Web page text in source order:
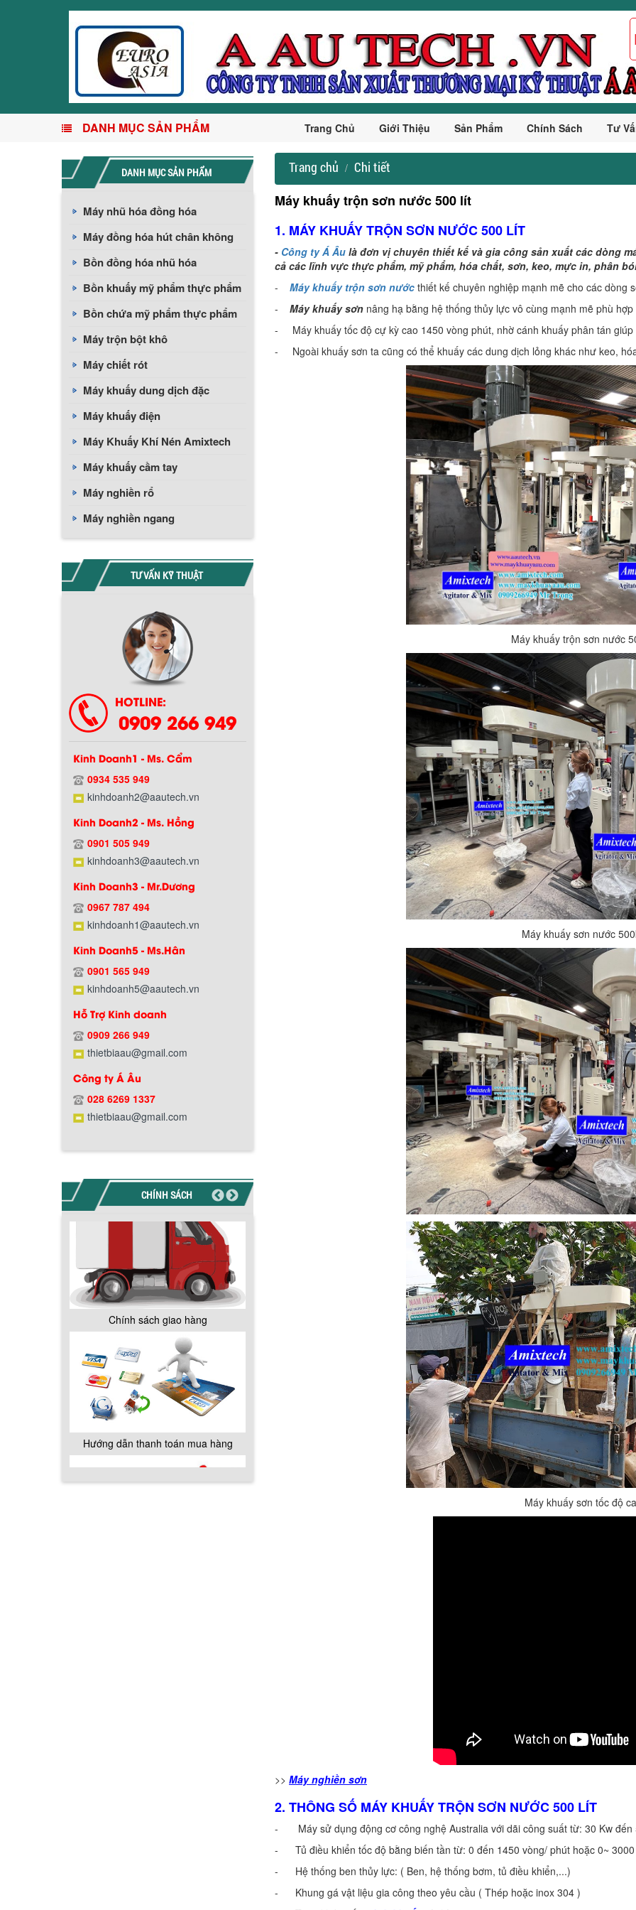
DANH MỤC SẢN PHẨM Trang Chủ Giới Thiệu Sản Phẩm Chính Sách Tư
DANH MỤC SẢN PHẨM
Máy nhũ hóa đồng hóa
Máy đồng hóa hút chân không
Bồn đồng hóa nhũ hóa
Bồn khuấy mỹ phẩm thực phẩm
Bồn chứa mỹ phẩm thực phẩm
Máy trộn bột khô
Máy chiết rót
Máy khuấy dung dịch đặc
Máy khuấy điện
Máy Khuấy Khí Nén Amixtech
Máy khuấy cầm tay
Máy nghiền rổ
Máy nghiền ngang
TƯ VẤN KỸ THUẬT
HOTLINE:
0909 266 949
Kinh Doanh1 - Ms. Cẩm
0934 535 949
kinhdoanh2@aautech.vn
Kinh Doanh2 - Ms. Hồng
0901 505 949
kinhdoanh3@aautech.vn
Kinh Doanh3 - Mr.Dương
0967 787 494
kinhdoanh1@aautech.vn
Kinh Doanh5 - Ms.Hân
0901 565 949
kinhdoanh5@aautech.vn
Hỗ Trợ Kinh doanh
0909 266 949
thietbiaau@gmail.com
Công ty Á Âu
028 6269 1337
thietbiaau@gmail.com
CHÍNH SÁCH
Chính sách bảo hành
Chính sách giao hàng
Hướng dẫn thanh toán mua hàng
Chính sách đổi trả hàng
Chính sách bảo hành
Chính sách giao hàng
Hướng dẫn thanh toán mua hàng
Trang chủ Chi tiết
Máy khuấy trộn sơn nước 500 lít
1. MÁY KHUẤY TRỘN SƠN NƯỚC 500 LÍT
- Công ty Á Âu là đơn vị chuyên thiết kế và gia công sản xuất các dòng
cả các lĩnh vực thực phẩm, mỹ phẩm, hóa chất, sơn, keo, mực in, phân
- Máy khuấy trộn sơn nước thiết kế chuyên nghiệp mạnh mẽ cho các dòng
- Máy khuấy sơn nâng hạ bằng hệ thống thủy lực vô cùng mạnh mẽ phù
- Máy khuấy tốc độ cự kỳ cao 1450 vòng phút, nhờ cánh khuấy phân tán giúp
- Ngoài khuấy sơn ta cũng có thể khuấy các dung dịch lỏng khác như keo,
Máy khuấy trộn sơn nước
Máy khuấy sơn nước
Máy khuấy sơn tốc độ
>> Máy nghiền sơn
2. THÔNG SỐ MÁY KHUẤY TRỘN SƠN NƯỚC 500 LÍT
- Máy sử dụng động cơ công nghệ Australia với dãi công suất từ: 30 Kw đến
- Tủ điều khiển tốc độ bằng biến tần từ: 0 đến 1450 vòng/ phút hoặc 0~
- Hệ thống ben thủy lực: ( Ben, hệ thống bơm, tủ điều khiển,...)
- Khung gá vật liệu gia công theo yêu cầu ( Thép hoặc inox 304 )